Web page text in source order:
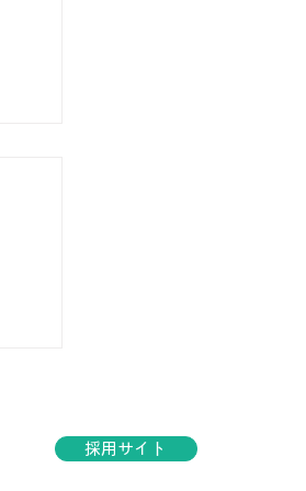
採用サイト